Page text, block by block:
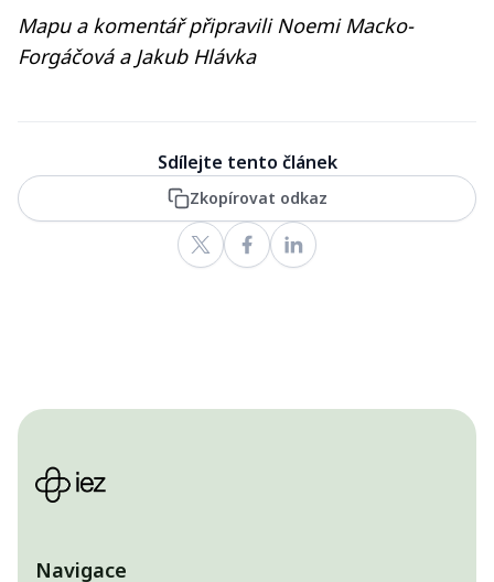
Mapu a komentář připravili Noemi Macko-
Forgáčová a Jakub Hlávka
Sdílejte tento článek
Zkopírovat odkaz
Navigace